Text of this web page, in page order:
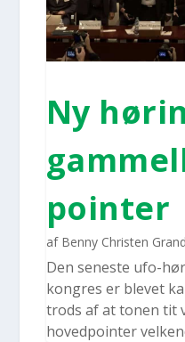
Ny
poin­ter
af Benny Christen
Den sene­ste ufo-
kon­gres er ble­vet
trods af at tonen tit
hoved­po­in­ter